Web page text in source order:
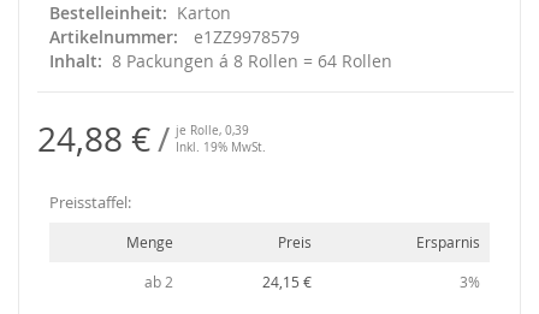
Bestelleinheit
Karton
Artikelnummer
e1ZZ9978579
Inhalt
8 Packungen á 8 Rollen = 64 Rollen
24,88 € je Rolle, 0,39
Inkl. 19% MwSt.
Preisstaffel:
Menge Preis Ersparnis
ab 2 24,15 € 3%